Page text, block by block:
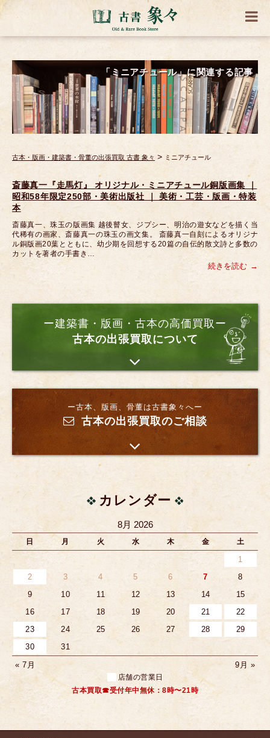
「ミニアチュール」に関連する記事
古本・版画・建築書・骨董の出張買取 古書 象々 > ミニアチュール
斎藤真一『走馬灯』 オリジナル・ミニアチュール銅版画集 ｜
昭和58年限定250部・美術出版社 ｜ 美術・工芸・版画・特装
本
斎藤真一、珠玉の版画集 越後瞽女、ジプシー、明治の遊女などを描く当
代稀有の画家、斎藤真一の珠玉の画文集。 斎藤真一自刻によるオリジナ
ル銅版画20葉とともに、幼少期を回想する20篇の自伝的散文詩と多数の
カットを著者の手書き…
続きを読む
ー建築書・版画・古本の高価買取ー
古本の出張買取について
ー古本、版画、骨董は古書象々へー
古本の出張買取のご相談
カレンダー
8月 2026
日 月 火 水 木 金 土
1
2
3 4 5 6 7
8
9
10 11 12 13 14
15
16
17 18 19 20 21
22
23
24 25 26 27 28
29
30
31
« 7月
9月 »
店舗の営業日
古本買取☎受付年中無休：8時〜21時